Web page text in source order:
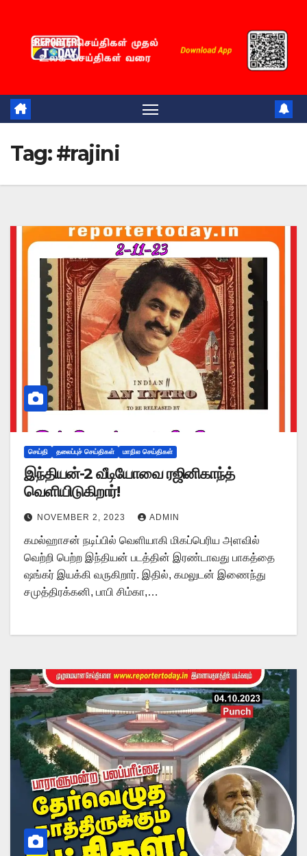
content
Tag:#rajini
செய்தி தலைப்புச் செய்திகள் மாநில செய்திகள்
இந்தியன்-2 வீடியோவை ரஜினிகாந்த்
வெளியிடுகிறார்!
NOVEMBER 2, 2023 ADMIN
கமல்ஹாசன் நடிப்பில் வெளியாகி மிகப்பெரிய அளவில்
வெற்றி பெற்ற இந்தியன் படத்தின் இரண்டாவது பாகத்தை
ஷங்கர் இயக்கி வருகிறார். இதில், கமலுடன் இணைந்து
சமுத்திரக்கனி, பாபி சிம்கா,…